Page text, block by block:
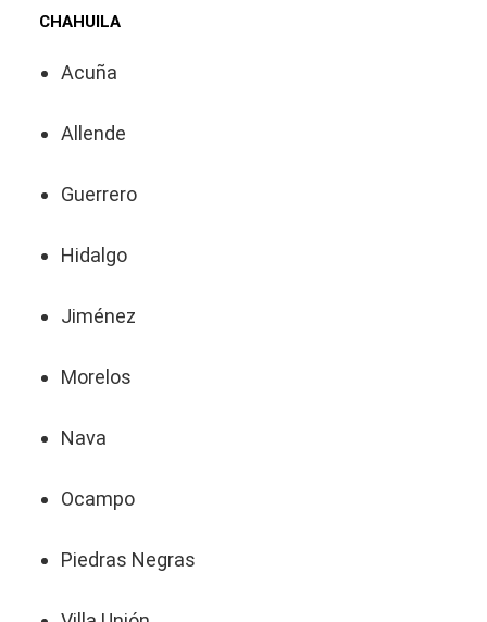
CHAHUILA
Acuña
Allende
Guerrero
Hidalgo
Jiménez
Morelos
Nava
Ocampo
Piedras Negras